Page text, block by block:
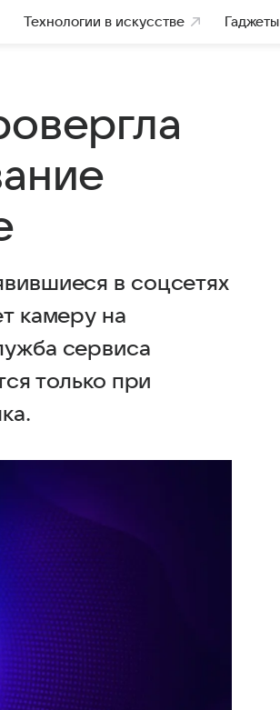
Технологии в искусстве Гаджеты
в соцсетях
камеру на
сервиса
только при